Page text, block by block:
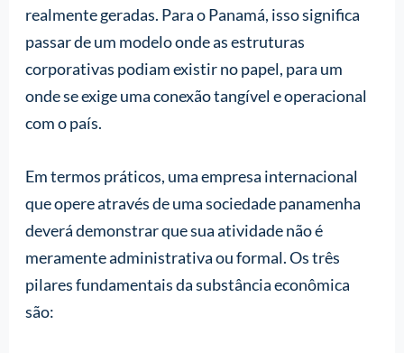
realmente geradas. Para o Panamá, isso significa
passar de um modelo onde as estruturas
corporativas podiam existir no papel, para um
onde se exige uma conexão tangível e operacional
com o país.
Em termos práticos, uma empresa internacional
que opere através de uma sociedade panamenha
deverá demonstrar que sua atividade não é
meramente administrativa ou formal. Os três
pilares fundamentais da substância econômica
são: